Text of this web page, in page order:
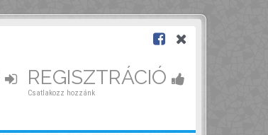
REGISZTRÁCIÓ
Csatlakozz hozzánk